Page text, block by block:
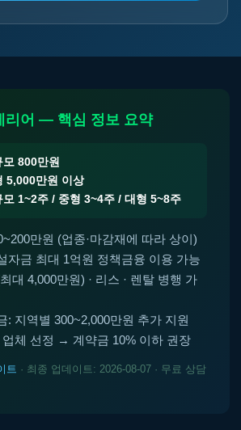
리어 — 핵심 정보 요약
모 800만원
5,000만원 이상
모 1~2주 / 중형 3~4주 / 대형 5~8주
만원 (업종·마감재에 따라 상이)
자금 최대 1억원 정책금융 이용 가능
대 4,000만원) · 리스 · 렌탈 병행 가
: 지역별 300~2,000만원 추가 지원
업체 선정 → 계약금 10% 이하 권장
트 · 최종 업데이트: 2026-08-07 · 무료 상담